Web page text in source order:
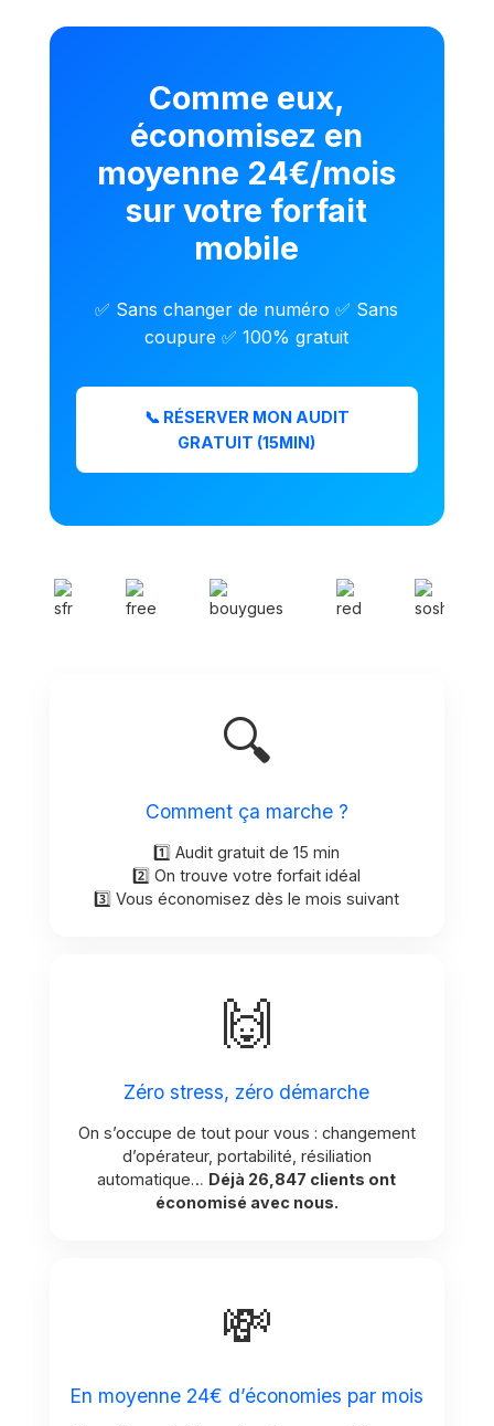
Comme eux,
économisez en
moyenne 24€/mois
sur votre forfait
mobile
✅ Sans changer de numéro ✅ Sans
coupure ✅ 100% gratuit
📞 RÉSERVER MON AUDIT
GRATUIT (15MIN)
🔍
Comment ça marche ?
1️⃣ Audit gratuit de 15 min
2️⃣ On trouve votre forfait idéal
3️⃣ Vous économisez dès le mois suivant
🙌
Zéro stress, zéro démarche
On s’occupe de tout pour vous : changement
d’opérateur, portabilité, résiliation
automatique… Déjà 26,847 clients ont
économisé avec nous.
💸
En moyenne 24€ d’économies par mois